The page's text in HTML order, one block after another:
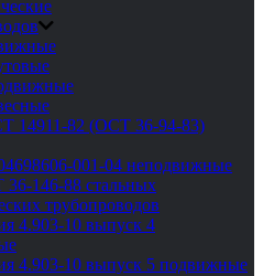
14911-82 (ОСТ 36-94-83)
001-04 неподвижные
146-88 стальных
трубопроводов
4.903-10 выпуск 4
4.903-10 выпуск 5 подвижные